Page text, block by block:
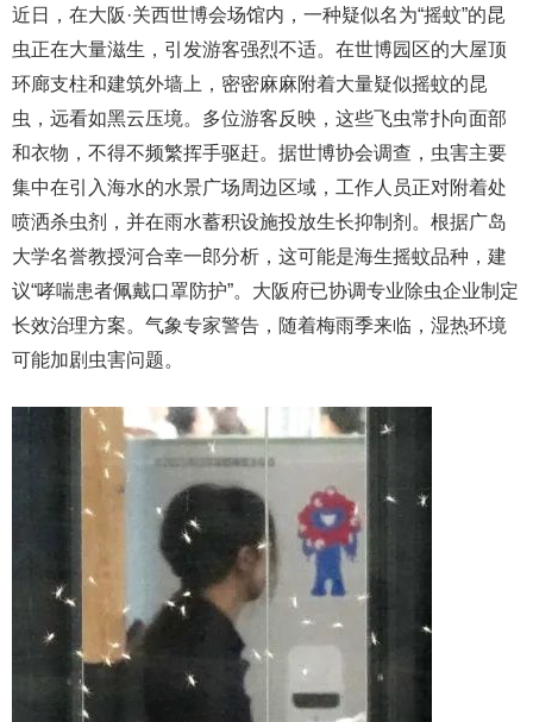
近日，在大阪·关西世博会场馆内，一种疑似名为“摇蚊”的昆
虫正在大量滋生，引发游客强烈不适。在世博园区的大屋顶
环廊支柱和建筑外墙上，密密麻麻附着大量疑似摇蚊的昆
虫，远看如黑云压境。多位游客反映，这些飞虫常扑向面部
和衣物，不得不频繁挥手驱赶。据世博协会调查，虫害主要
集中在引入海水的水景广场周边区域，工作人员正对附着处
喷洒杀虫剂，并在雨水蓄积设施投放生长抑制剂。根据广岛
大学名誉教授河合幸一郎分析，这可能是海生摇蚊品种，建
议“哮喘患者佩戴口罩防护”。大阪府已协调专业除虫企业制定
长效治理方案。气象专家警告，随着梅雨季来临，湿热环境
可能加剧虫害问题。